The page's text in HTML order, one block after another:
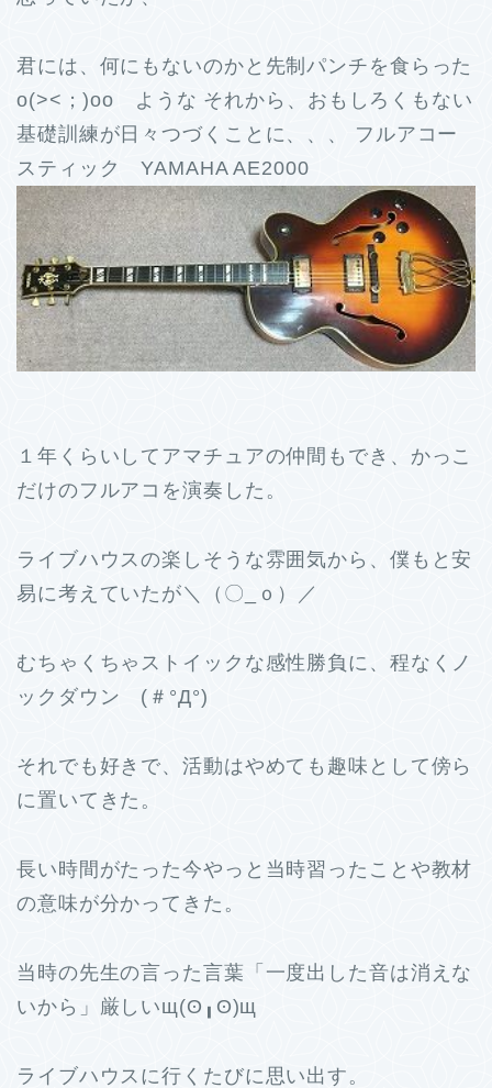
君には、何にもないのかと先制パンチを食らった
o(><；)oo ような それから、おもしろくもない
基礎訓練が日々つづくことに、、、 フルアコー
スティック YAMAHA AE2000
１年くらいしてアマチュアの仲間もでき、かっこ
だけのフルアコを演奏した。
ライブハウスの楽しそうな雰囲気から、僕もと安
易に考えていたが＼（〇_ｏ）／
むちゃくちゃストイックな感性勝負に、程なくノ
ックダウン (＃°Д°)
それでも好きで、活動はやめても趣味として傍ら
に置いてきた。
長い時間がたった今やっと当時習ったことや教材
の意味が分かってきた。
当時の先生の言った言葉「一度出した音は消えな
いから」厳しいщ(ʘ╻ʘ)щ
ライブハウスに行くたびに思い出す。